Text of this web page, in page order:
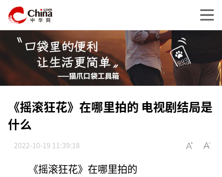
《摇滚狂花》在哪里拍的 电视剧结局是
什么
2022-10-19 11:39:18
《摇滚狂花》在哪里拍的